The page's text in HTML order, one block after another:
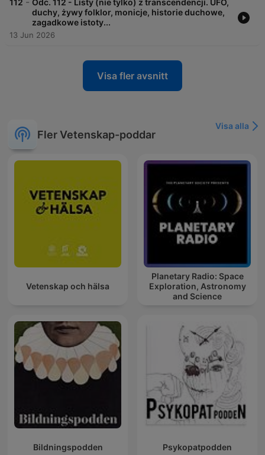
112
Odc. 112 - Listy (nie tylko) z transcendencji. UFO,
duchy, żywy folklor, monicje, historie duchowe,
zagadkowe istoty...
13 Jun 2026
Visa fler avsnitt
Fler Vetenskap-poddar
Visa alla
Vetenskap och hälsa
Planetary Radio: Space
Exploration, Astronomy
and Science
Bildningspodden Psykopatpodden